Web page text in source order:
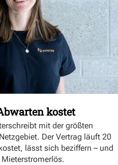
kostet
mit der größten
Der Vertrag läuft 20
lässt sich beziffern – und